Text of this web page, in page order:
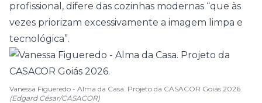
profissional, difere das cozinhas modernas “que às
vezes priorizam excessivamente a imagem limpa e
tecnológica”.
Vanessa Figueredo - Alma da Casa. Projeto da CASACOR Goiás 2026.
(Edgard César/CASACOR)